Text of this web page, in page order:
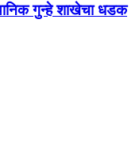
गुन्हे शाखेचा धडक